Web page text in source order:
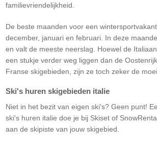
familievriendelijkheid.​
De beste maanden voor een
december, januari en februari. In deze
en valt de meeste neerslag. Hoewel de
een stukje verder weg liggen dan de
Franse skigebieden, zijn ze toch zeker de
Ski's huren skigebieden italie
Niet in het bezit van eigen ski's? Geen punt!
ski's huren italie doe je bij Skiset of
aan de skipiste van jouw skigebied.